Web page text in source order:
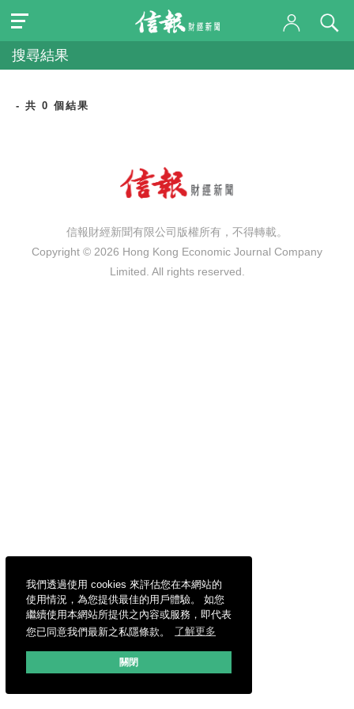
我們透過使用 cookies 來評估您在本網站的
使用情況，為您提供最佳的用戶體驗。 如您
繼續使用本網站所提供之內容或服務，即代表
您已同意我們最新之私隱條款。
了解更多
關閉
搜尋結果
- 共 0 個結果
信報財經新聞有限公司版權所有，不得轉載。
Copyright © 2026 Hong Kong Economic Journal Company
Limited. All rights reserved.